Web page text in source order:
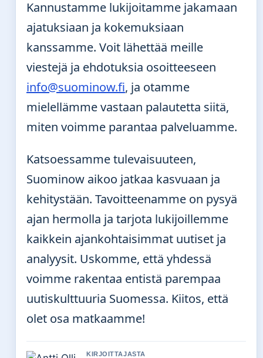
Kannustamme lukijoitamme jakamaan
ajatuksiaan ja kokemuksiaan
kanssamme. Voit lähettää meille
viestejä ja ehdotuksia osoitteeseen
info@suominow.fi, ja otamme
mielellämme vastaan palautetta siitä,
miten voimme parantaa palveluamme.
Katsoessamme tulevaisuuteen,
Suominow aikoo jatkaa kasvuaan ja
kehitystään. Tavoitteenamme on pysyä
ajan hermolla ja tarjota lukijoillemme
kaikkein ajankohtaisimmat uutiset ja
analyysit. Uskomme, että yhdessä
voimme rakentaa entistä parempaa
uutiskulttuuria Suomessa. Kiitos, että
olet osa matkaamme!
KIRJOITTAJASTA